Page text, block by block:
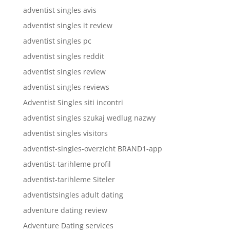
adventist singles avis
adventist singles it review
adventist singles pc
adventist singles reddit
adventist singles review
adventist singles reviews
Adventist Singles siti incontri
adventist singles szukaj wedlug nazwy
adventist singles visitors
adventist-singles-overzicht BRAND1-app
adventist-tarihleme profil
adventist-tarihleme Siteler
adventistsingles adult dating
adventure dating review
Adventure Dating services